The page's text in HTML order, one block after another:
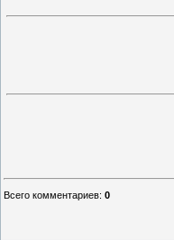
Всего комментариев: 0